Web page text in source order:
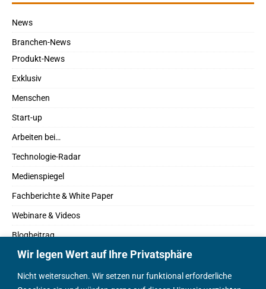
Wir legen Wert auf Ihre Privatsphäre
Nicht weitersuchen. Wir setzen nur funktional erforderliche
News
Branchen-News
Produkt-News
Exklusiv
Menschen
Start-up
Arbeiten bei…
Technologie-Radar
Medienspiegel
Fachberichte & White Paper
Webinare & Videos
Blogbeitrag
Fachbücher
Marktreport